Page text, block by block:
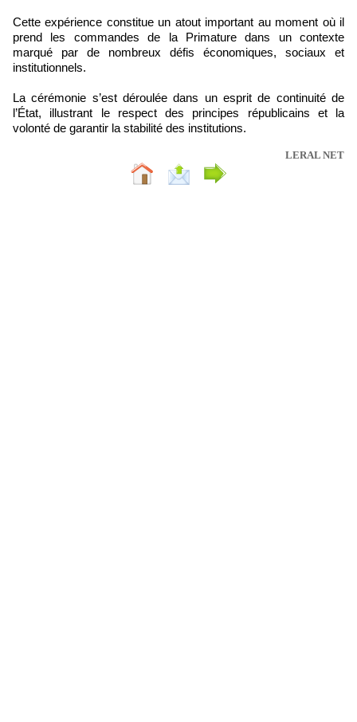
Cette expérience constitue un atout important au moment où il
prend les commandes de la Primature dans un contexte
marqué par de nombreux défis économiques, sociaux et
institutionnels.
La cérémonie s’est déroulée dans un esprit de continuité de
l’État, illustrant le respect des principes républicains et la
volonté de garantir la stabilité des institutions.
LERAL NET